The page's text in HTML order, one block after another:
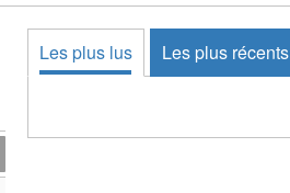
Les plus lus Les plus récents